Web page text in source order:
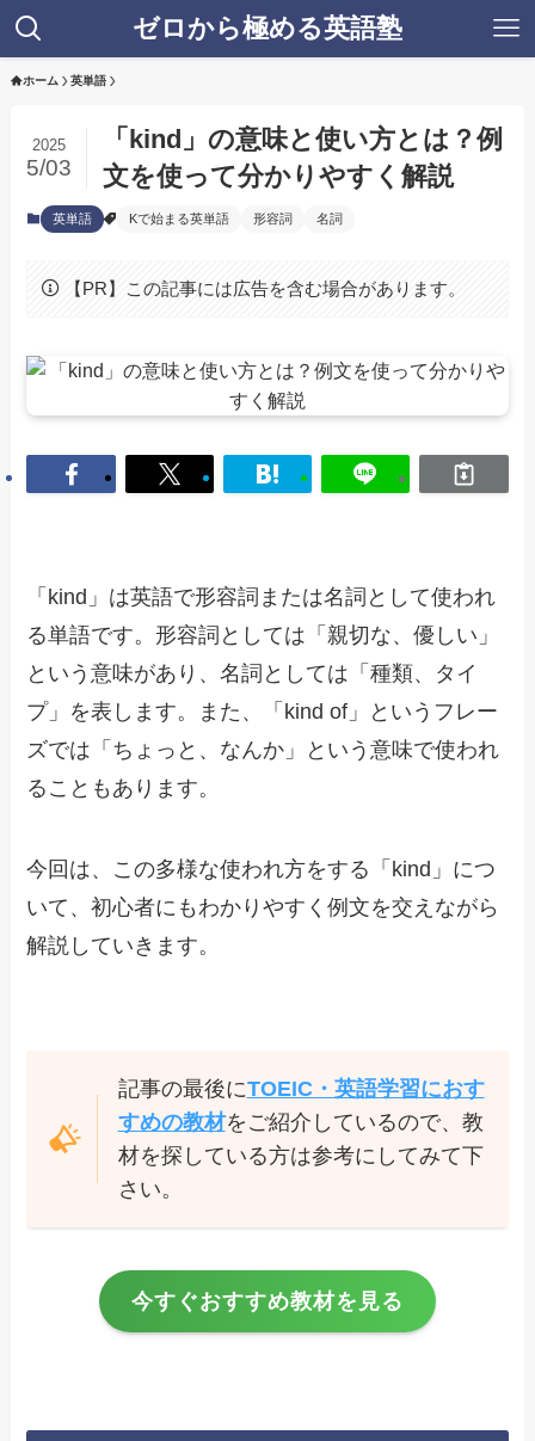
ゼロから極める英語塾
ホーム 英単語
「kind」の意味と使い方とは？例
文を使って分かりやすく解説
2025
5/03
英単語 Kで始まる英単語 形容詞 名詞
【PR】この記事には広告を含む場合があります。
「kind」は英語で形容詞または名詞として使われ
る単語です。形容詞としては「親切な、優しい」
という意味があり、名詞としては「種類、タイ
プ」を表します。また、「kind of」というフレー
ズでは「ちょっと、なんか」という意味で使われ
ることもあります。
今回は、この多様な使われ方をする「kind」につ
いて、初心者にもわかりやすく例文を交えながら
解説していきます。
記事の最後にTOEIC・英語学習におす
すめの教材をご紹介しているので、教
材を探している方は参考にしてみて下
さい。
今すぐおすすめ教材を見る